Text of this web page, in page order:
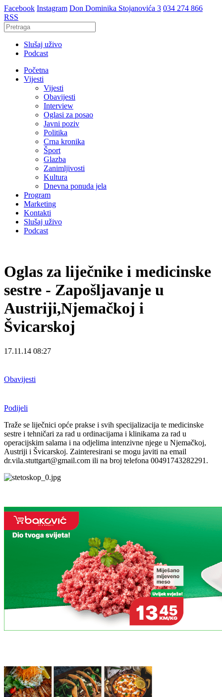
Facebook Instagram Don Dominika Stojanovića 3 034 274 866
RSS
Slušaj uživo
Podcast
Početna
Vijesti
Vijesti
Obavijesti
Interview
Oglasi za posao
Javni poziv
Politika
Crna kronika
Šport
Glazba
Zanimljivosti
Kultura
Dnevna ponuda jela
Program
Marketing
Kontakti
Slušaj uživo
Podcast
Oglas za liječnike i medicinske
sestre - Zapošljavanje u
Austriji,Njemačkoj i
Švicarskoj
17.11.14 08:27
Obavijesti
Podijeli
Traže se liječnici opće prakse i svih specijalizacija te medicinske
sestre i tehničari za rad u ordinacijama i klinikama za rad u
operacijskim salama i na odjelima intenzivne njege u Njemačkoj,
Austriji i Švicarskoj. Zainteresirani se mogu javiti na email
dr.vila.stuttgart@gmail.com ili na broj telefona 00491743282291.